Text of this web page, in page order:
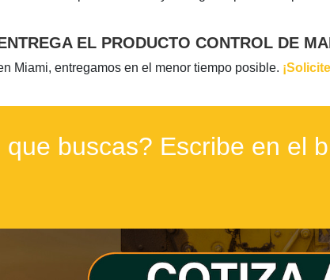
EL PRODUCTO CONTROL DE
Miami, entregamos en el menor tiempo posible.
buscas? Escribe en el